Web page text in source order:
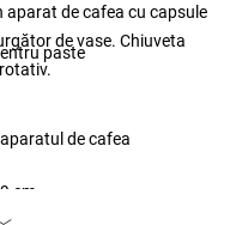
aparat de cafea cu capsule
de vase. Chiuveta
paste
de cafea
cm
x 11,8 cm